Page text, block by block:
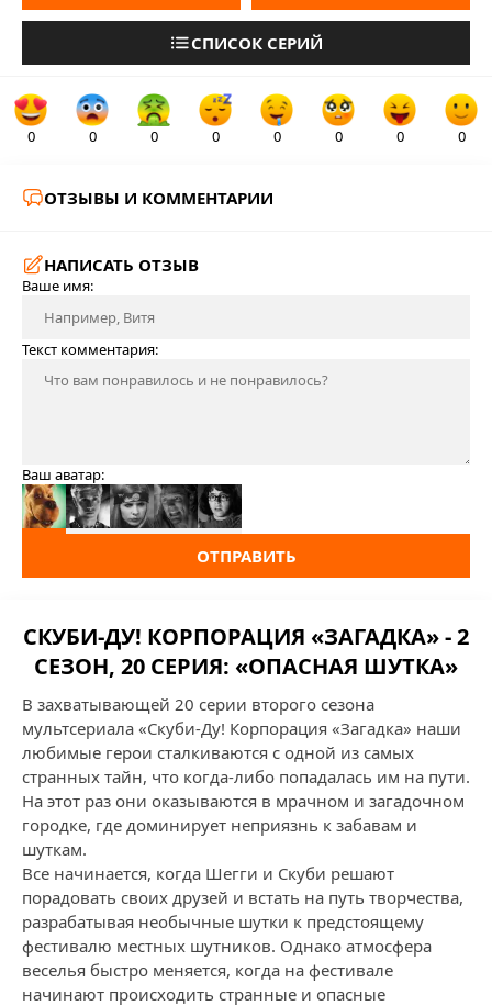
СПИСОК СЕРИЙ
0 0 0 0 0 0 0 0
ОТЗЫВЫ И КОММЕНТАРИИ
НАПИСАТЬ ОТЗЫВ
Ваше имя:
Текст комментария:
Ваш аватар:
ОТПРАВИТЬ
СКУБИ-ДУ! КОРПОРАЦИЯ «ЗАГАДКА» - 2
СЕЗОН, 20 СЕРИЯ: «ОПАСНАЯ ШУТКА»
В захватывающей 20 серии второго сезона
мультсериала «Скуби-Ду! Корпорация «Загадка» наши
любимые герои сталкиваются с одной из самых
странных тайн, что когда-либо попадалась им на пути.
На этот раз они оказываются в мрачном и загадочном
городке, где доминирует неприязнь к забавам и
шуткам.
Все начинается, когда Шегги и Скуби решают
порадовать своих друзей и встать на путь творчества,
разрабатывая необычные шутки к предстоящему
фестивалю местных шутников. Однако атмосфера
веселья быстро меняется, когда на фестивале
начинают происходить странные и опасные